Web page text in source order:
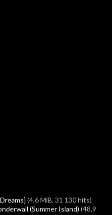
(4,6 MiB, 31 130 hits)
(Summer Island) (48,9